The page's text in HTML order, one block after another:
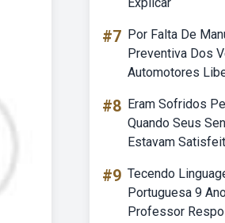
#7 Por Falta De
Preventiva Dos
Automotores
#8 Eram Sofridos
Quando Seus
Estavam
#9 Tecendo
Portuguesa 9
Professor